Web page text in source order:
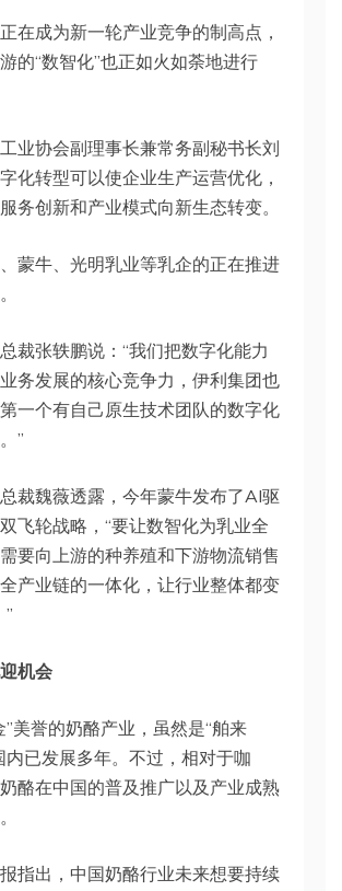
在成为新一轮产业竞争的制高点，
的“数智化”也正如火如荼地进行
业协会副理事长兼常务副秘书长刘
化转型可以使企业生产运营优化，
务创新和产业模式向新生态转变。
蒙牛、光明乳业等乳企的正在推进
裁张轶鹏说：“我们把数字化能力
务发展的核心竞争力，伊利集团也
一个有自己原生技术团队的数字化
”
裁魏薇透露，今年蒙牛发布了AI驱
飞轮战略，“要让数智化为乳业全
要向上游的种养殖和下游物流销售
产业链的一体化，让行业整体都变
”
机会
”美誉的奶酪产业，虽然是“舶来
内已发展多年。不过，相对于咖
酪在中国的普及推广以及产业成熟
指出，中国奶酪行业未来想要持续